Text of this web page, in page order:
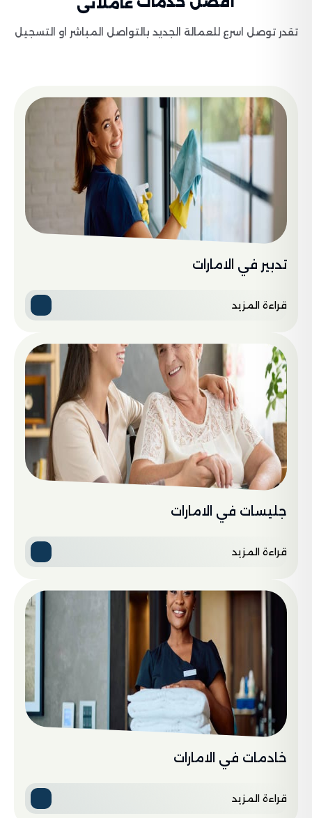
تقدر توصل اسرع للعمالة الجديد بالتواصل المباشر او التسجيل
تدبير في الامارات
قراءة المزيد
جليسات في الامارات
قراءة المزيد
خادمات في الامارات
قراءة المزيد